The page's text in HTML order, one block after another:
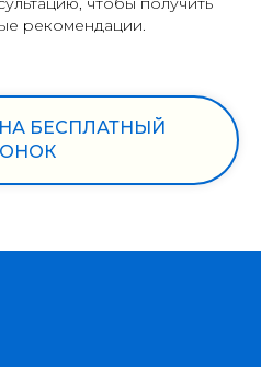
рекомендации.
БЕСПЛАТНЫЙ